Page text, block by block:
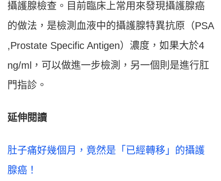
攝護腺檢查。目前臨床上常用來發現攝護腺癌
的做法，是檢測血液中的攝護腺特異抗原（PSA
,Prostate Specific Antigen）濃度，如果大於4
ng/ml，可以做進一步檢測，另一個則是進行肛
門指診。
延伸閱讀
肚子痛好幾個月，竟然是「已經轉移」的攝護
腺癌！